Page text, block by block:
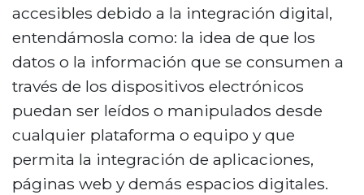
accesibles debido a la integración digital,
entendámosla como: la idea de que los
datos o la información que se consumen a
través de los dispositivos electrónicos
puedan ser leídos o manipulados desde
cualquier plataforma o equipo y que
permita la integración de aplicaciones,
páginas web y demás espacios digitales.